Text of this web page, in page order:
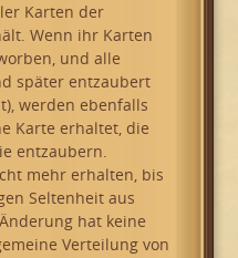
Karten der
Wenn ihr Karten
und alle
später entzaubert
werden ebenfalls
Karte erhaltet, die
entzaubern.
mehr erhalten, bis
Seltenheit aus
hat keine
Verteilung von